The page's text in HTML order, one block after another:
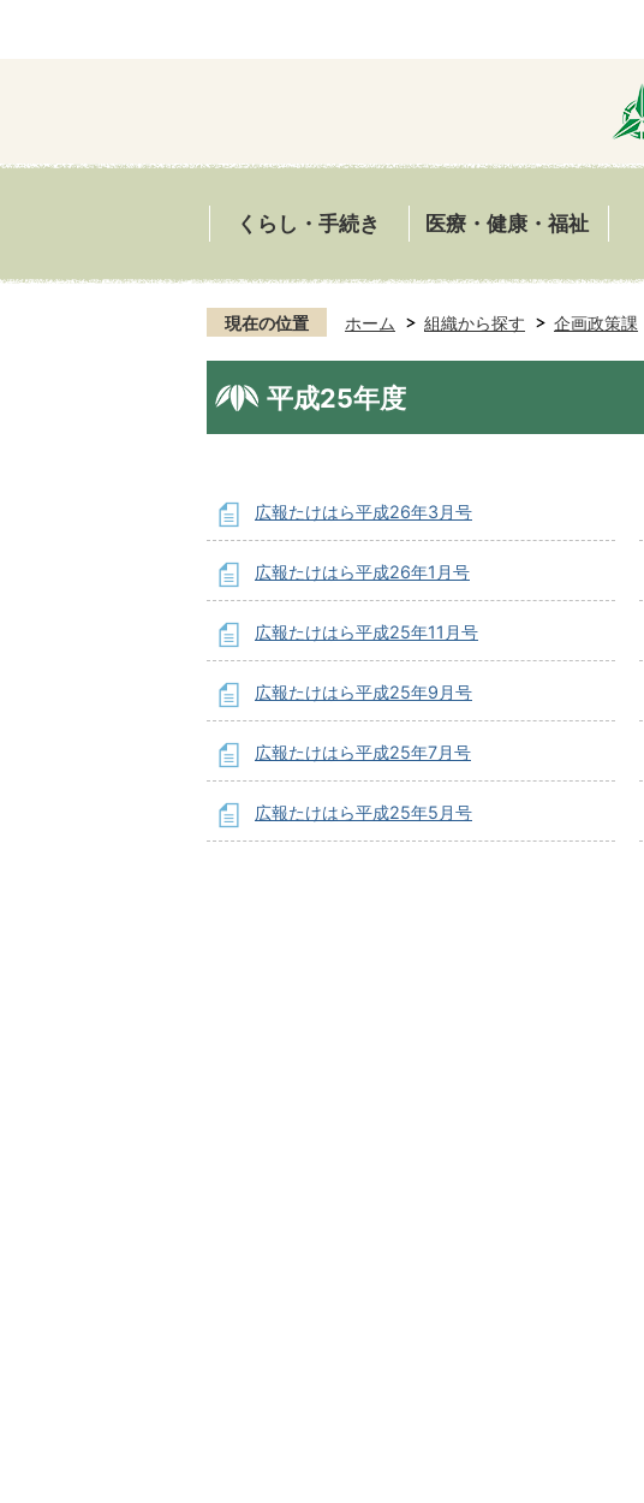
くらし・手続き 医療・健康・福祉
現在の位置 ホーム 組織から探す 企画政策課
平成25年度
広報たけはら平成26年3月号
広報たけはら平成26年1月号
広報たけはら平成25年11月号
広報たけはら平成25年9月号
広報たけはら平成25年7月号
広報たけはら平成25年5月号